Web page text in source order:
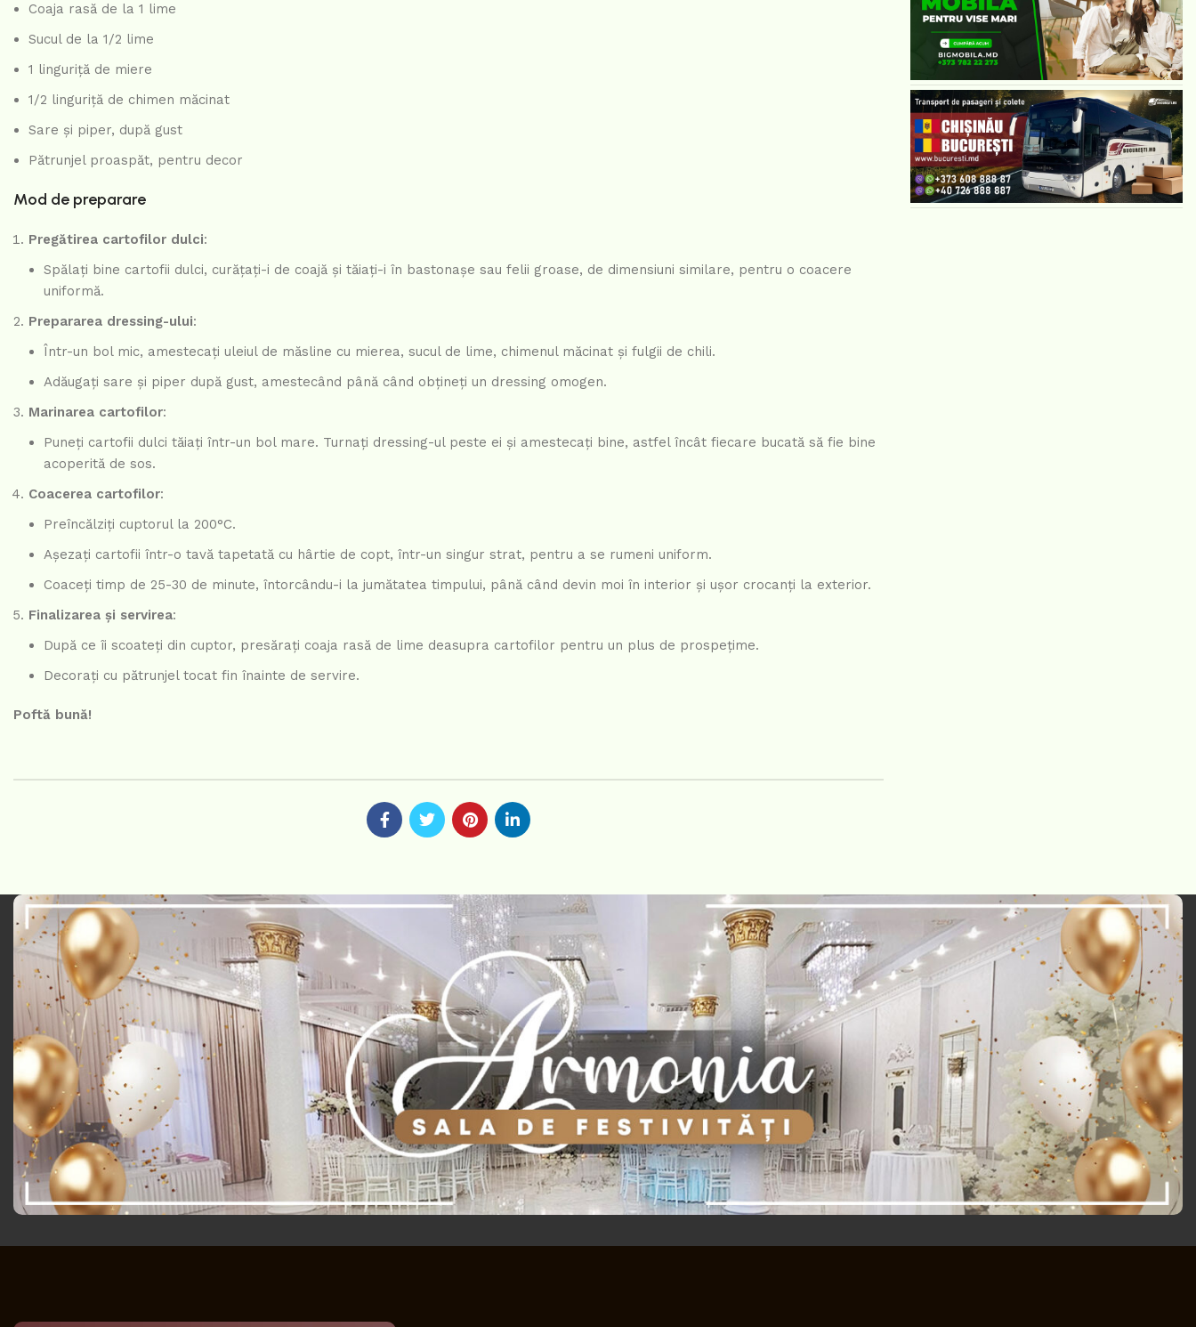
Coaja rasă de la 1 lime
Sucul de la 1/2 lime
1 linguriță de miere
1/2 linguriță de chimen măcinat
Sare și piper, după gust
Pătrunjel proaspăt, pentru decor
Mod de preparare
Pregătirea cartofilor dulci:
Spălați bine cartofii dulci, curățați-i de coajă și tăiați-i în bastonașe sau felii groase, de dimensiuni similare, pentru o coacere
uniformă.
Prepararea dressing-ului:
Într-un bol mic, amestecați uleiul de măsline cu mierea, sucul de lime, chimenul măcinat și fulgii de chili.
Adăugați sare și piper după gust, amestecând până când obțineți un dressing omogen.
Marinarea cartofilor:
Puneți cartofii dulci tăiați într-un bol mare. Turnați dressing-ul peste ei și amestecați bine, astfel încât fiecare bucată să fie bine
acoperită de sos.
Coacerea cartofilor:
Preîncălziți cuptorul la 200°C.
Așezați cartofii într-o tavă tapetată cu hârtie de copt, într-un singur strat, pentru a se rumeni uniform.
Coaceți timp de 25-30 de minute, întorcându-i la jumătatea timpului, până când devin moi în interior și ușor crocanți la exterior.
Finalizarea și servirea:
După ce îi scoateți din cuptor, presărați coaja rasă de lime deasupra cartofilor pentru un plus de prospețime.
Decorați cu pătrunjel tocat fin înainte de servire.
Poftă bună!